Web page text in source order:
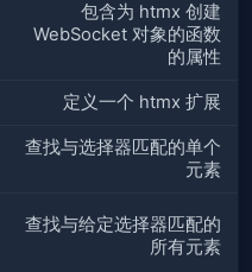
包含为 htmx 创建
WebSocket 对象的函数
的属性
定义一个 htmx 扩展
查找与选择器匹配的单个
元素
查找与给定选择器匹配的
所有元素